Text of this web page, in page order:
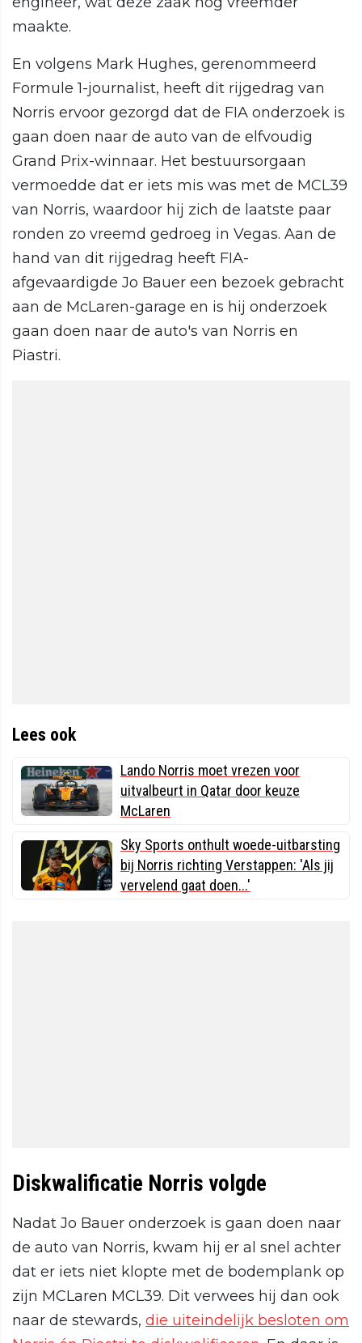
maakte.
En volgens Mark Hughes, gerenommeerd
Formule 1-journalist, heeft dit rijgedrag van
Norris ervoor gezorgd dat de FIA onderzoek is
gaan doen naar de auto van de elfvoudig
Grand Prix-winnaar. Het bestuursorgaan
vermoedde dat er iets mis was met de MCL39
van Norris, waardoor hij zich de laatste paar
ronden zo vreemd gedroeg in Vegas. Aan de
hand van dit rijgedrag heeft FIA-
afgevaardigde Jo Bauer een bezoek gebracht
aan de McLaren-garage en is hij onderzoek
gaan doen naar de auto's van Norris en
Piastri.
Lees ook
Lando Norris moet vrezen voor
uitvalbeurt in Qatar door keuze
McLaren
Sky Sports onthult woede-uitbarsting
bij Norris richting Verstappen: 'Als jij
vervelend gaat doen...'
Diskwalificatie Norris volgde
Nadat Jo Bauer onderzoek is gaan doen naar
de auto van Norris, kwam hij er al snel achter
dat er iets niet klopte met de bodemplank op
zijn MCLaren MCL39. Dit verwees hij dan ook
naar de stewards, die uiteindelijk besloten om